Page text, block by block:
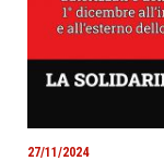
27/11/2024